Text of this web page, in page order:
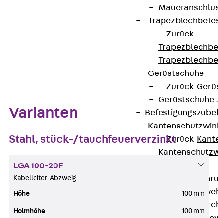
Zurück
Gerüstschuhe
Zurück
Gerüstschuhe
Zurück
Zurück
Varianten
Stahl, stück-/tauchfeuerverzinkt
LGA 100-20F
Kabelleiter-Abzweig
Höhe 100 mm
Holmhöhe 100 mm